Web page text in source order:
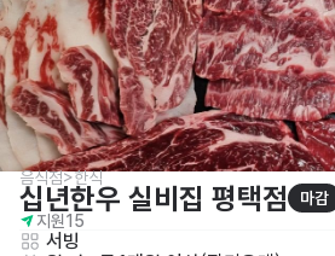
음식점>한식
십년한우 실비집 평택점
마감
지원15
서빙